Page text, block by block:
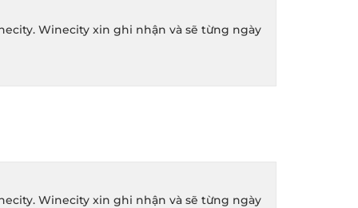
Winecity xin ghi nhận và sẽ từng ngày
Winecity xin ghi nhận và sẽ từng ngày